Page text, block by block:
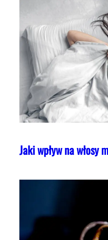
Jaki wpływ na włosy